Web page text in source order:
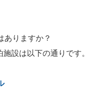
りますか？
設は以下の通りです。